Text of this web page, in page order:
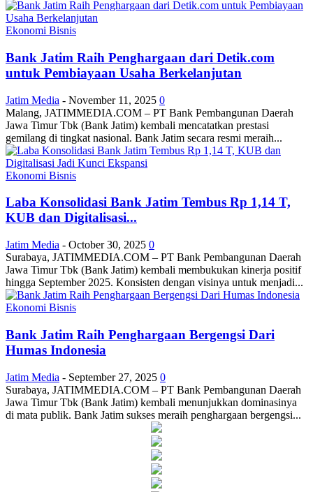
Ekonomi Bisnis
Bank Jatim Raih Penghargaan dari Detik.com
untuk Pembiayaan Usaha Berkelanjutan
Jatim Media - November 11, 2025 0
Malang, JATIMMEDIA.COM – PT Bank Pembangunan Daerah
Jawa Timur Tbk (Bank Jatim) kembali mencatatkan prestasi
gemilang di tingkat nasional. Bank Jatim secara resmi meraih...
Ekonomi Bisnis
Laba Konsolidasi Bank Jatim Tembus Rp 1,14 T,
KUB dan Digitalisasi...
Jatim Media - October 30, 2025 0
Surabaya, JATIMMEDIA.COM – PT Bank Pembangunan Daerah
Jawa Timur Tbk (Bank Jatim) kembali membukukan kinerja positif
hingga September 2025. Konsisten dengan visinya untuk menjadi...
Ekonomi Bisnis
Bank Jatim Raih Penghargaan Bergengsi Dari
Humas Indonesia
Jatim Media - September 27, 2025 0
Surabaya, JATIMMEDIA.COM – PT Bank Pembangunan Daerah
Jawa Timur Tbk (Bank Jatim) kembali menunjukkan dominasinya
di mata publik. Bank Jatim sukses meraih penghargaan bergengsi...